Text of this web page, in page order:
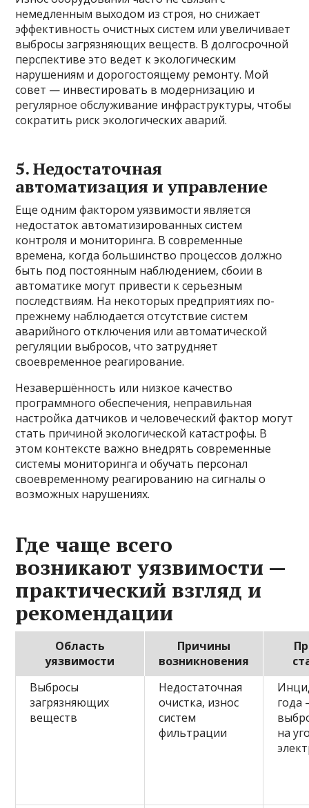
немедленным выходом из строя, но снижает
эффективность очистных систем или увеличивает
выбросы загрязняющих веществ. В долгосрочной
перспективе это ведет к экологическим
нарушениям и дорогостоящему ремонту. Мой
совет — инвестировать в модернизацию и
регулярное обслуживание инфраструктуры, чтобы
сократить риск экологических аварий.
5. Недостаточная
автоматизация и управление
Еще одним фактором уязвимости является
недостаток автоматизированных систем
контроля и мониторинга. В современные
времена, когда большинство процессов должно
быть под постоянным наблюдением, сбоии в
автоматике могут привести к серьезным
последствиям. На некоторых предприятиях по-
прежнему наблюдается отсутствие систем
аварийного отключения или автоматической
регуляции выбросов, что затрудняет
своевременное реагирование.
Незавершённость или низкое качество
программного обеспечения, неправильная
настройка датчиков и человеческий фактор могут
стать причиной экологической катастрофы. В
этом контексте важно внедрять современные
системы мониторинга и обучать персонал
своевременному реагированию на сигналы о
возможных нарушениях.
Где чаще всего
возникают уязвимости —
практический взгляд и
рекомендации
Область
уязвимости
Причины
возникновения
Выбросы
загрязняющих
веществ
Недостаточная
очистка, износ
систем
фильтрации
года
на